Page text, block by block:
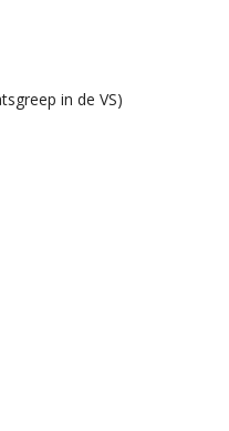
in de VS)